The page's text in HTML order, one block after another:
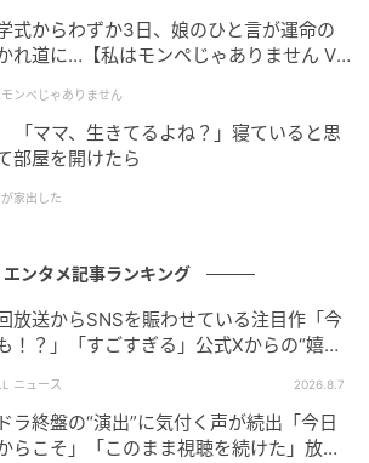
られた嘉納伝助との交流はその筆
の好演の効果もあってか、蓮子を苦
うイメージは話が進むにつれて変化
見えるが実は蓮子に惚れているチ
て、放送当時は人気だった。
通して知り合い恋仲となる帝大生の
中島歩の演技も印象深かった。 当時
となる若手俳優だった。
に引っ張りだこで、大人の色気が
演じさせると右に出る者はいない
技経験が少なかったこともあり、
る不器用で青臭い芝居だった。だ
龍一のキャラクターに見事にハマ
式からわずか3日、娘のひと言が運命の
れ道に…【私はモンペじゃありません Vo
ンペじゃありません
ママ、生きてるよね？」寝ていると思
部屋を開けたら
家出した
エンタメ記事ランキング
放送からSNSを賑わせている注目作「今
！？」「すごすぎる」公式Xからの“嬉し
ニュース 2026.8.7
ラ終盤の“演出”に気付く声が続出「今日
らこそ」「このまま視聴を続けた」放送